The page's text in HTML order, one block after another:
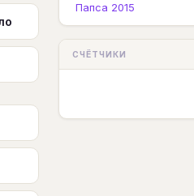
Папса 2015
СЧЁТЧИКИ